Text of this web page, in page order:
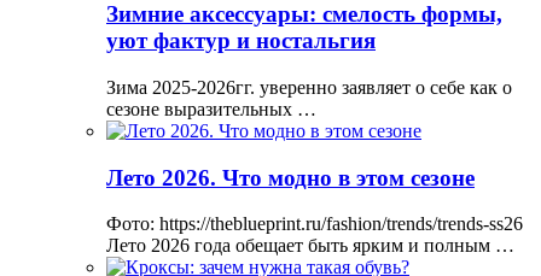
Зимние аксессуары: смелость формы,
уют фактур и ностальгия
Зима 2025-2026гг. уверенно заявляет о себе как о
сезоне выразительных …
Лето 2026. Что модно в этом сезоне
Фото: https://theblueprint.ru/fashion/trends/trends-ss26
Лето 2026 года обещает быть ярким и полным …